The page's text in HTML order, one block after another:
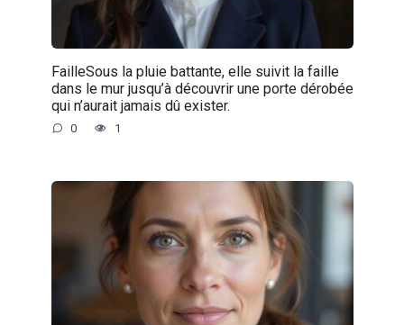
FailleSous la pluie battante, elle suivit la faille
dans le mur jusqu’à découvrir une porte dérobée
qui n’aurait jamais dû exister.
0 1